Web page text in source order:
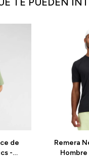
de
-
Remera